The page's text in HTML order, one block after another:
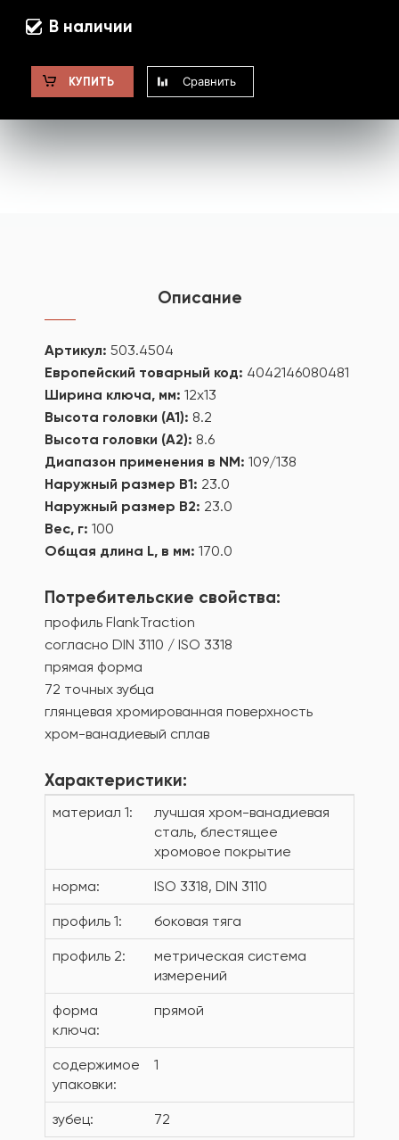
В наличии
КУПИТЬ Сравнить
Описание
Артикул: 503.4504
Европейский товарный код: 4042146080481
Ширина ключа, мм: 12x13
Высота головки (А1): 8.2
Высота головки (А2): 8.6
Диапазон применения в NM: 109/138
Наружный размер В1: 23.0
Наружный размер В2: 23.0
Вес, г: 100
Общая длина L, в мм: 170.0
Потребительские свойства:
профиль FlankTraction
согласно DIN 3110 / ISO 3318
прямая форма
72 точных зубца
глянцевая хромированная поверхность
хром-ванадиевый сплав
Характеристики:
материал 1:
лучшая хром-ванадиевая
сталь, блестящее
хромовое покрытие
норма: ISO 3318, DIN 3110
профиль 1: боковая тяга
профиль 2:
метрическая система
измерений
форма
ключа:
прямой
содержимое
упаковки:
1
зубец: 72